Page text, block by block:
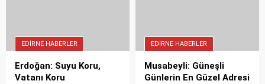
Başvurular Sosyal
Hizmetler Müdürlüğü'ne
yapılacak.
EDIRNE HABERLER
Erdoğan: Suyu Koru,
Vatanı Koru
EDIRNE HABERLER
Musabeyli: Güneşli
Günlerin En Güzel Adresi